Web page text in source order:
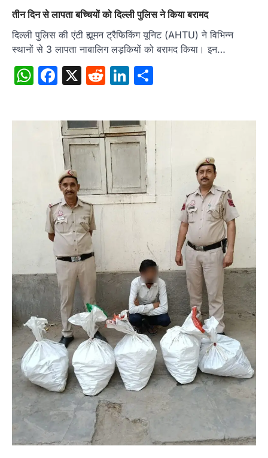
तीन दिन से लापता बच्चियों को दिल्ली पुलिस ने किया बरामद
दिल्ली पुलिस की एंटी ह्यूमन ट्रैफिकिंग यूनिट (AHTU) ने विभिन्न
स्थानों से 3 लापता नाबालिग लड़कियों को बरामद किया। इन…
WhatsApp
Facebook
X RedditLinkedIn